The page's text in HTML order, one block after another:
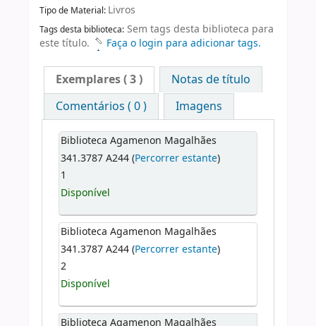
Tipo de Material: Livros
Tags desta biblioteca: Sem tags desta biblioteca para
este título.
Faça o login para adicionar tags.
Exemplares( 3 )
Notas de título
Comentários ( 0 )
Imagens
Biblioteca Agamenon Magalhães
341.3787 A244 (Percorrer estante)
1
Disponível
Biblioteca Agamenon Magalhães
341.3787 A244 (Percorrer estante)
2
Disponível
Biblioteca Agamenon Magalhães